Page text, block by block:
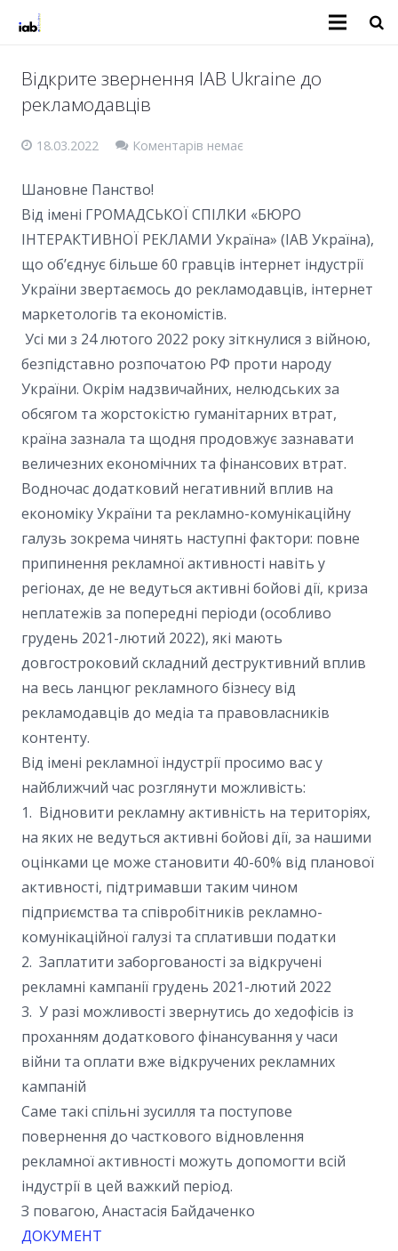
Відкрите звернення IAB Ukraine до
рекламодавців
18.03.2022 Коментарів немає
Шановне Панство!
Від імені ГРОМАДСЬКОЇ СПІЛКИ «БЮРО
ІНТЕРАКТИВНОЇ РЕКЛАМИ Україна» (IAB Україна),
що об’єднує більше 60 гравців інтернет індустрії
України звертаємось до рекламодавців, інтернет
маркетологів та економістів.
Усі ми з 24 лютого 2022 року зіткнулися з війною,
безпідставно розпочатою РФ проти народу
України. Окрім надзвичайних, нелюдських за
обсягом та жорстокістю гуманітарних втрат,
країна зазнала та щодня продовжує зазнавати
величезних економічних та фінансових втрат.
Водночас додатковий негативний вплив на
економіку України та рекламно-комунікаційну
галузь зокрема чинять наступні фактори: повне
припинення рекламної активності навіть у
регіонах, де не ведуться активні бойові дії, криза
неплатежів за попередні періоди (особливо
грудень 2021-лютий 2022), які мають
довгостроковий складний деструктивний вплив
на весь ланцюг рекламного бізнесу від
рекламодавців до медіа та правовласників
контенту.
Від імені рекламної індустрії просимо вас у
найближчий час розглянути можливість:
1. Відновити рекламну активність на територіях,
на яких не ведуться активні бойові дії, за нашими
оцінками це може становити 40-60% від планової
активності, підтримавши таким чином
підприємства та співробітників рекламно-
комунікаційної галузі та сплативши податки
2. Заплатити заборгованості за відкручені
рекламні кампанії грудень 2021-лютий 2022
3. У разі можливості звернутись до хедофісів із
проханням додаткового фінансування у часи
війни та оплати вже відкручених рекламних
кампаній
Саме такі спільні зусилля та поступове
повернення до часткового відновлення
рекламної активності можуть допомогти всій
індустрії в цей важкий період.
З повагою, Анастасія Байдаченко
ДОКУМЕНТ